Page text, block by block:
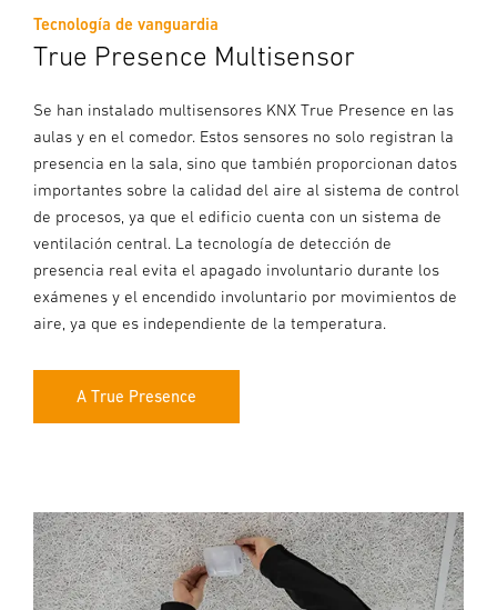
Tecnología de vanguardia
True Presence Multisensor
Se han instalado multisensores KNX True Presence en las
aulas y en el comedor. Estos sensores no solo registran la
presencia en la sala, sino que también proporcionan datos
importantes sobre la calidad del aire al sistema de control
de procesos, ya que el edificio cuenta con un sistema de
ventilación central. La tecnología de detección de
presencia real evita el apagado involuntario durante los
exámenes y el encendido involuntario por movimientos de
aire, ya que es independiente de la temperatura.
A True Presence